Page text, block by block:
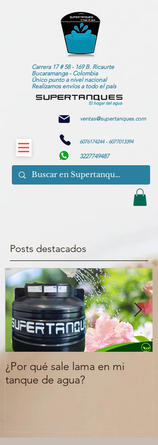
Carrera 17 # 58 - 169 B. Ricaurte
Bucaramanga - Colombia
Único punto a nivel nacional
Realizamos envíos a todo el país
ventas@supertanques.com
6076174244-6077013394
3227749487
Posts destacados
¿Por qué sale lama en mi
tanque de agua?